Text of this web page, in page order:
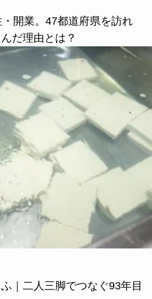
開業。47都道府県を訪れ
だ理由とは？